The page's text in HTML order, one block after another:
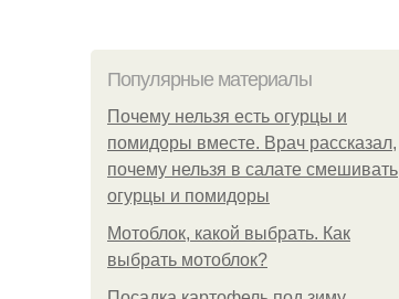
Популярные материалы
Почему нельзя есть огурцы и
помидоры вместе. Врач рассказал,
почему нельзя в салате смешивать
огурцы и помидоры
Мотоблок, какой выбрать. Как
выбрать мотоблок?